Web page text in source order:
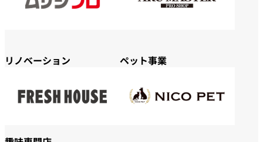
リノベーション ペット事業